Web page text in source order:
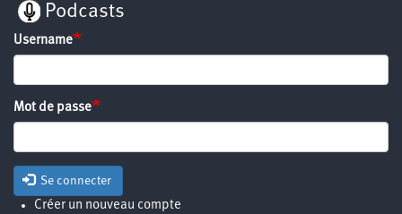
Podcasts
Username
Mot de passe
Se connecter
Créer un nouveau compte